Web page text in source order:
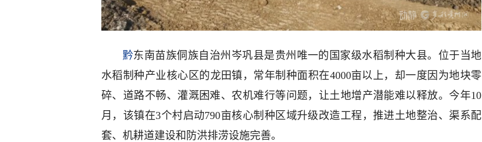
黔东南苗族侗族自治州岑巩县是贵州唯一的国家级水稻制种大县。位于当地
水稻制种产业核心区的龙田镇，常年制种面积在4000亩以上，却一度因为地块零
碎、道路不畅、灌溉困难、农机难行等问题，让土地增产潜能难以释放。今年10
月，该镇在3个村启动790亩核心制种区域升级改造工程，推进土地整治、渠系配
套、机耕道建设和防洪排涝设施完善。